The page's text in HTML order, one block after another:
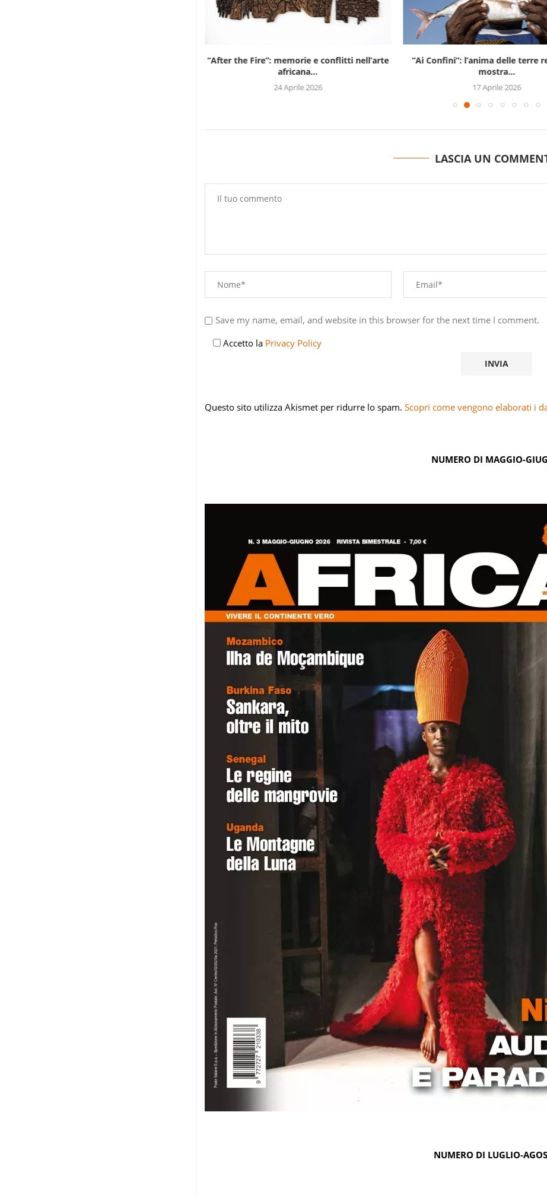
“After the Fire”: memorie e conflitti nell’arte
africana...
24 Aprile 2026
“Ai Confini”: l’anima delle terre
mostra...
17 Aprile 2026
LASCIA UN
Save my name, email, and website in this browser for the next time I comment.
Accetto la Privacy Policy
Questo sito utilizza Akismet per ridurre lo spam. Scopri come vengono elaborati i
NUMERO DI MAGGIO-
NUMERO DI LUGLIO-